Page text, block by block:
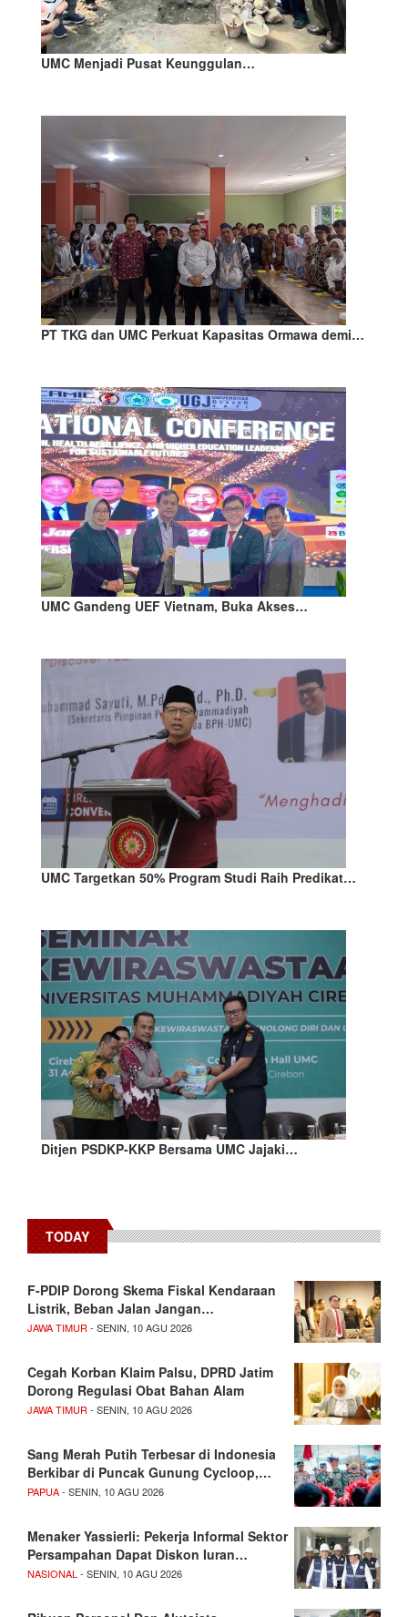
UMC Menjadi Pusat Keunggulan…
PT TKG dan UMC Perkuat Kapasitas Ormawa demi…
UMC Gandeng UEF Vietnam, Buka Akses…
UMC Targetkan 50% Program Studi Raih Predikat…
Ditjen PSDKP-KKP Bersama UMC Jajaki…
TODAY
F-PDIP Dorong Skema Fiskal Kendaraan
Listrik, Beban Jalan Jangan…
JAWA TIMUR- SENIN, 10 AGU 2026
Cegah Korban Klaim Palsu, DPRD Jatim
Dorong Regulasi Obat Bahan Alam
JAWA TIMUR- SENIN, 10 AGU 2026
Sang Merah Putih Terbesar di Indonesia
Berkibar di Puncak Gunung Cycloop,…
PAPUA- SENIN, 10 AGU 2026
Menaker Yassierli: Pekerja Informal Sektor
Persampahan Dapat Diskon Iuran…
NASIONAL- SENIN, 10 AGU 2026